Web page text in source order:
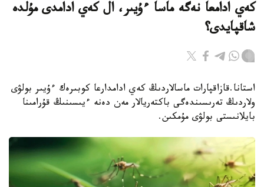
كەي ادامعا نەگە ماسا ءۇيىر، ال كەي ادامدى مۇلدە
شاقپايدى؟
استانا.قازاقپارات ماسالاردىڭ كەي ادامدارعا كوبىرەك ءۇيىر بولۋى
ولاردىڭ تەرىسىندەگى باكتەريالار مەن دەنە ءيىسىنىڭ قۇرامىنا
بايلانىستى بولۋى مۇمكىن.